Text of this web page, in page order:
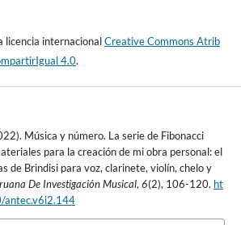
licencia internacionalCreative Commons Atrib
4.0.
Música y número. La serie de Fibonacci
para la creación de mi obra personal: el
de Brindisi para voz, clarinete, violín, chelo y
De Investigación Musical, 6(2), 106-120. ht
antec.v6i2.144